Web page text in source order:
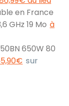
en France
GHz 19 Mo à
650W 80
sur